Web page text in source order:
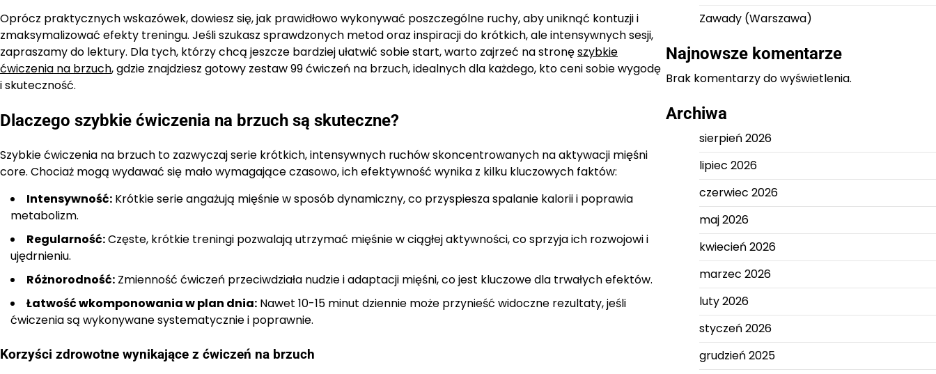
Oprócz praktycznych wskazówek, dowiesz się, jak prawidłowo wykonywać poszczególne ruchy, aby uniknąć kontuzji i
zmaksymalizować efekty treningu. Jeśli szukasz sprawdzonych metod oraz inspiracji do krótkich, ale intensywnych sesji,
zapraszamy do lektury. Dla tych, którzy chcą jeszcze bardziej ułatwić sobie start, warto zajrzeć na stronęszybkie
ćwiczenia na brzuch, gdzie znajdziesz gotowy zestaw 99 ćwiczeń na brzuch, idealnych dla każdego, kto ceni sobie wygodę
i skuteczność.
Dlaczego szybkie ćwiczenia na brzuch są skuteczne?
Szybkie ćwiczenia na brzuch to zazwyczaj serie krótkich, intensywnych ruchów skoncentrowanych na aktywacji mięśni
core. Chociaż mogą wydawać się mało wymagające czasowo, ich efektywność wynika z kilku kluczowych faktów:
Intensywność: Krótkie serie angażują mięśnie w sposób dynamiczny, co przyspiesza spalanie kalorii i poprawia
metabolizm.
Regularność:Częste, krótkie treningi pozwalają utrzymać mięśnie w ciągłej aktywności, co sprzyja ich rozwojowi i
ujędrnieniu.
Różnorodność: Zmienność ćwiczeń przeciwdziała nudzie i adaptacji mięśni, co jest kluczowe dla trwałych efektów.
Łatwość wkomponowania w plan dnia: Nawet 10-15 minut dziennie może przynieść widoczne rezultaty, jeśli
ćwiczenia są wykonywane systematycznie i poprawnie.
Korzyści zdrowotne wynikające z ćwiczeń na brzuch
Zawady (Warszawa)
Najnowsze komentarze
Brak komentarzy do wyświetlenia.
Archiwa
sierpień 2026
lipiec 2026
czerwiec 2026
maj 2026
kwiecień 2026
marzec 2026
luty 2026
styczeń 2026
grudzień 2025